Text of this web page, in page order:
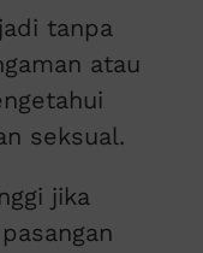
tanpa
atau
seksual.
jika